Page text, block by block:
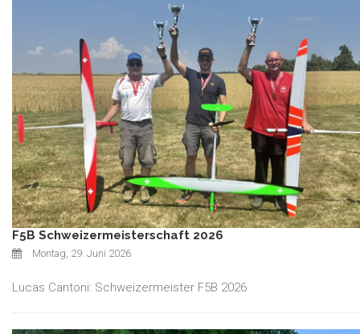
F5B Schweizermeisterschaft 2026
Montag, 29. Juni 2026
Lucas Cantoni: Schweizermeister F5B 2026